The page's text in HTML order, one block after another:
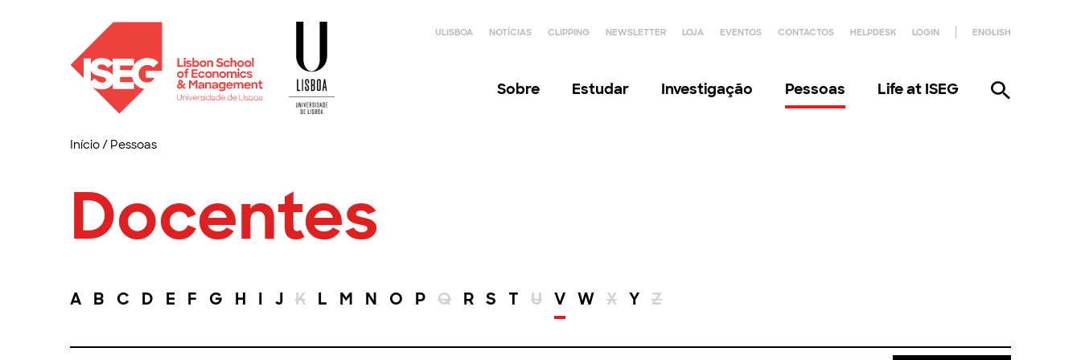
ULISBOA NOTÍCIAS CLIPPING NEWSLETTER LOJA EVENTOS CONTACTOS HELPDESK LOGIN ENGLISH
Sobre Estudar Investigação Pessoas Life at ISEG
Início/ Pessoas
Docentes
A B C D E F G H I J K L M N O P Q R S T U V W X Y Z